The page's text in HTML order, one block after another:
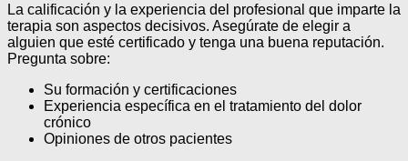
La calificación y la experiencia del profesional que imparte la
terapia son aspectos decisivos. Asegúrate de elegir a
alguien que esté certificado y tenga una buena reputación.
Pregunta sobre:
Su formación y certificaciones
Experiencia específica en el tratamiento del dolor
crónico
Opiniones de otros pacientes